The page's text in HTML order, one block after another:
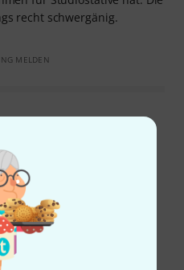
recht schwergänig.
MELDEN
14.10.2024
und das aus gutem
aber auch zum